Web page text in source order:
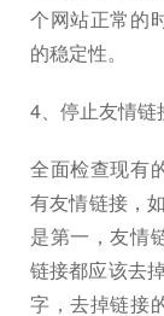
个网站正常的
的稳定性。
4、停止友情链
全面检查现有
有友情链接，
是第一，友情
链接都应该去
字，去掉链接